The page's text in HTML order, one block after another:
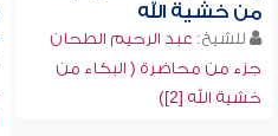
من خشية الله
للشيخ: عبد الرحيم الطحان
جزء من محاضرة ( البكاء من
خشية الله [2])